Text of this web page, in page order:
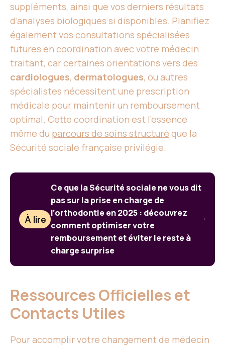
suppléments, ainsi que vos derniers résultats
d’analyses biologiques si disponibles. Planifiez
également vos consultations spécialisées
futures en coordination avec votre médecin
traitant, car certaines orientations vers des
cardiologues, dermatologues, ou autres
spécialistes nécessitent une prescription
médicale pour maintenir un remboursement
optimal. Cette coordination est l’essence
même du parcours de soins structuré que la
Sécurité sociale française privilégie.
À lire
Ce que la Sécurité sociale ne vous dit
pas sur la prise en charge de
l’orthodontie en 2025 : découvrez
comment optimiser votre
remboursement et éviter le reste à
charge surprise
Ressources Officielles et
Contacts Utiles
Pour accomplir votre changement de médecin